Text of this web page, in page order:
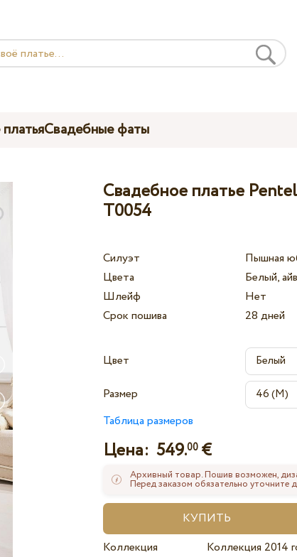
Свадебные фаты
Свадебное платье
T0054
Силуэт
Пышная
Цвета
Белый,
Шлейф
Нет
Срок пошива
28 дней
Цвет
Размер
Таблица размеров
Цена: 549.00 €
Архивный товар. Пошив возможен,
Перед заказом обязательно уточните
Коллекция
Коллекция 2014